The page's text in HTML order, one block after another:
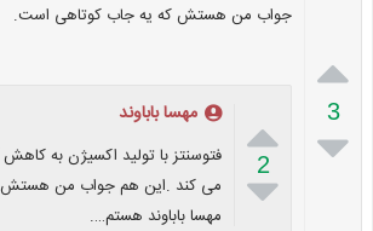

3

جواب من هستش که یه جاب کوتاهی است.

2

مهسا باباوند
فتوسنتز با تولید اکسیژن به
می کند .این هم جواب من هستش
مهسا باباوند هستم….